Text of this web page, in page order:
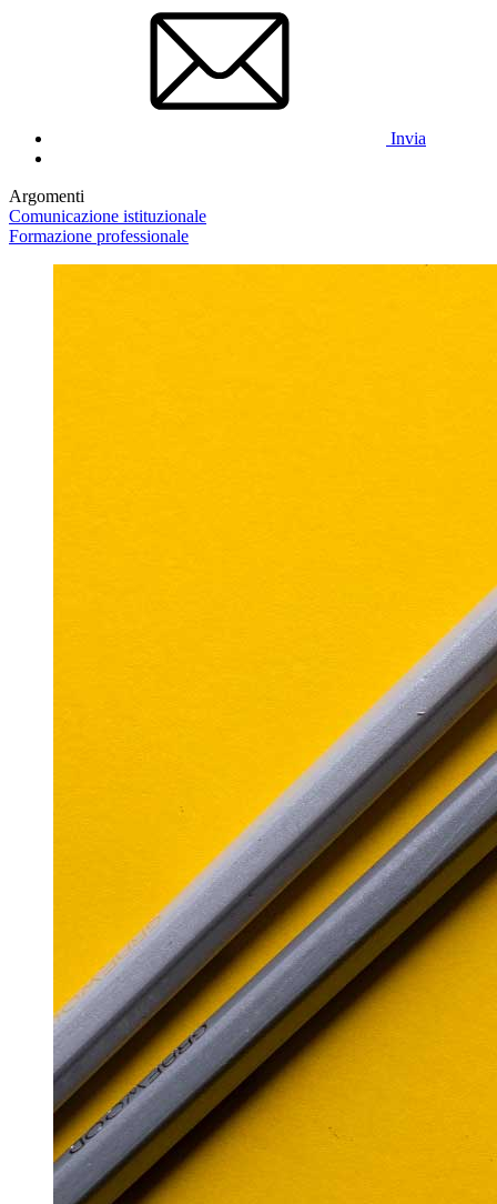
Invia
Argomenti
Comunicazione istituzionale
Formazione professionale